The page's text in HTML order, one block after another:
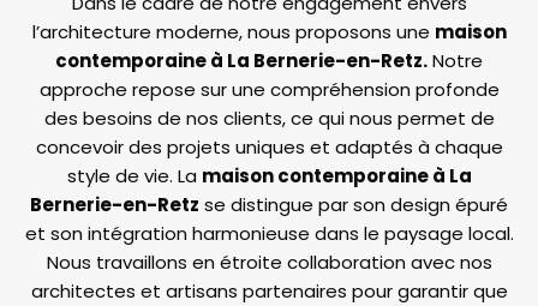
l’architecture moderne, nous proposons une maison
contemporaine à La Bernerie-en-Retz.Notre
approche repose sur une compréhension profonde
des besoins de nos clients, ce qui nous permet de
concevoir des projets uniques et adaptés à chaque
style de vie. La maison contemporaine à La
Bernerie-en-Retz se distingue par son design épuré
et son intégration harmonieuse dans le paysage local.
Nous travaillons en étroite collaboration avec nos
architectes et artisans partenaires pour garantir que